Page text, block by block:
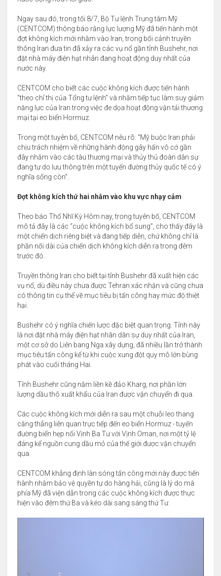
Ngay sau đó, trong tối 8/7, Bộ Tư lệnh Trung tâm Mỹ
(CENTCOM) thông báo rằng lực lượng Mỹ đã tiến hành một
đợt không kích mới nhằm vào Iran, trong bối cảnh truyền
thông Iran đưa tin đã xảy ra các vụ nổ gần tỉnh Bushehr, nơi
đặt nhà máy điện hạt nhân đang hoạt động duy nhất của
nước này.
CENTCOM cho biết các cuộc không kích được tiến hành
“theo chỉ thị của Tổng tư lệnh” và nhằm tiếp tục làm suy giảm
năng lực của Iran trong việc đe dọa hoạt động vận tải thương
mại tại eo biển Hormuz.
Trong một tuyên bố, CENTCOM nêu rõ: “Mỹ buộc Iran phải
chịu trách nhiệm về những hành động gây hấn vô cớ gần
đây nhằm vào các tàu thương mại và thủy thủ đoàn dân sự
đang tự do lưu thông trên một tuyến đường thủy quốc tế có ý
nghĩa sống còn”.
Đợt không kích thứ hai nhằm vào khu vực nhạy cảm
Theo báo Thổ Nhĩ Kỳ Hôm nay, trong tuyên bố, CENTCOM
mô tả đây là các “cuộc không kích bổ sung”, cho thấy đây là
một chiến dịch riêng biệt và đang tiếp diễn, chứ không chỉ là
phần nối dài của chiến dịch không kích diễn ra trong đêm
trước đó.
Truyền thông Iran cho biết tại tỉnh Bushehr đã xuất hiện các
vụ nổ, dù điều này chưa được Tehran xác nhận và cũng chưa
có thông tin cụ thể về mục tiêu bị tấn công hay mức độ thiệt
hại.
Bushehr có ý nghĩa chiến lược đặc biệt quan trọng. Tỉnh này
là nơi đặt nhà máy điện hạt nhân dân sự duy nhất của Iran,
một cơ sở do Liên bang Nga xây dựng, đã nhiều lần trở thành
mục tiêu tấn công kể từ khi cuộc xung đột quy mô lớn bùng
phát vào cuối tháng Hai.
Tỉnh Bushehr cũng nằm liền kề đảo Kharg, nơi phần lớn
lượng dầu thô xuất khẩu của Iran được vận chuyển đi qua.
Các cuộc không kích mới diễn ra sau một chuỗi leo thang
căng thẳng liên quan trực tiếp đến eo biển Hormuz - tuyến
đường biển hẹp nối Vịnh Ba Tư với Vịnh Oman, nơi một tỷ lệ
đáng kể nguồn cung dầu mỏ của thế giới được vận chuyển
qua.
CENTCOM khẳng định làn sóng tấn công mới này được tiến
hành nhằm bảo vệ quyền tự do hàng hải, cũng là lý do mà
phía Mỹ đã viện dẫn trong các cuộc không kích được thực
hiện vào đêm thứ Ba và kéo dài sang sáng thứ Tư.